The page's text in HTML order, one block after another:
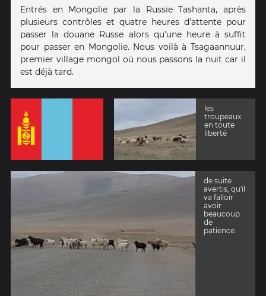
Entrés en Mongolie par la Russie Tashanta, après
plusieurs contrôles et quatre heures d'attente pour
passer la douane Russe alors qu'une heure à suffit
pour passer en Mongolie. Nous voilà à Tsagaannuur,
premier village mongol où nous passons la nuit car il
est déjà tard.
les
troupeaux
en toute
liberté
de suite
avertis, qu'il
va falloir
avoir
beaucoup
de
patience.